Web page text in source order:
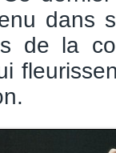
dans
de la